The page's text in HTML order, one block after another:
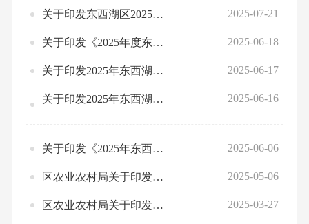
关于印发东西湖区2025年基层农技推广体系改革与建设项目实施方案的通知 2025-07-21
关于印发《2025年度东西湖区市级农民合作社奖补资金实施方案》的通知 2025-06-18
关于印发2025年东西湖区化肥减量化及商品有机肥示范推广工作实施方案的通知 2025-06-17
关于印发2025年东西湖区农作物病虫害绿色防控示范区建设实施方案的通知 2025-06-16
关于印发《2025年东西湖区农业机械报废更新实施方案》的通知 2025-06-06
区农业农村局关于印发《2025年东西湖区特色种植业产业链项目工作方案》的通知 2025-05-06
区农业农村局关于印发《2025年东西湖区特色渔业产业链项目实施方案》的通知 2025-03-27